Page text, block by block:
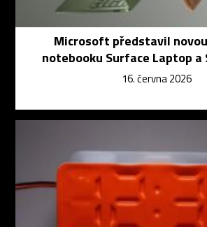
Microsoft představil
notebooku Surface Laptop a
16. června 2026